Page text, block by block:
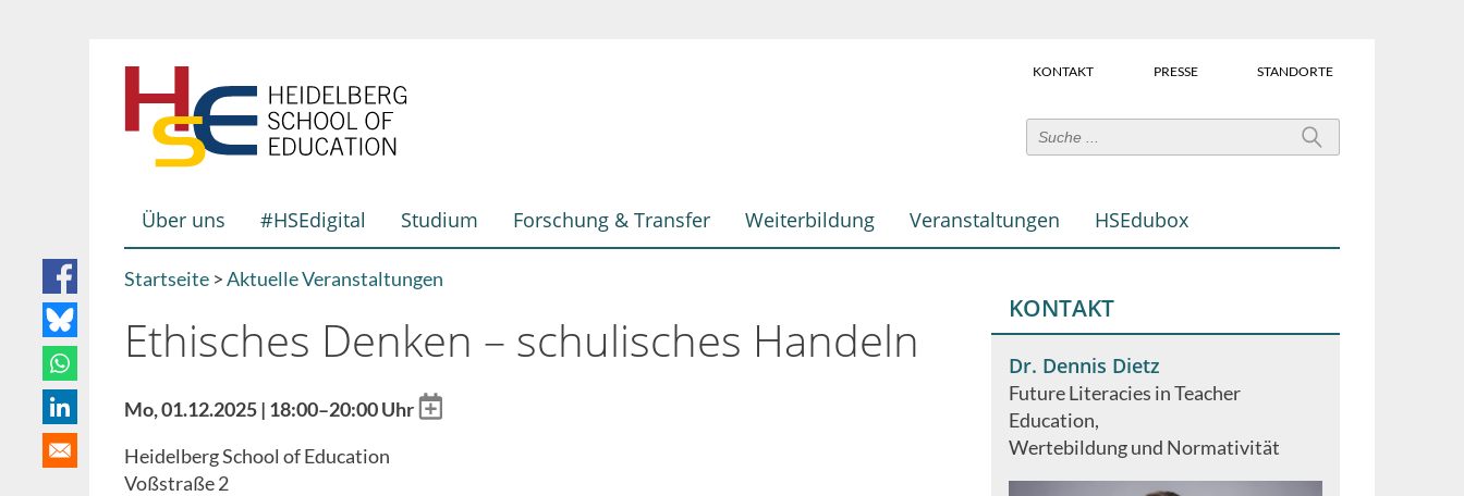
User-
(Über
Suchfeld)
KONTAKT PRESSE STANDORTE
Hauptnavigation
Über uns #HSEdigital Studium Forschung & Transfer Weiterbildung Veranstaltungen HSEdubox
Breadcrumb
Startseite Aktuelle Veranstaltungen
Ethisches Denken – schulisches Handeln
Mo, 01.12.2025 | 18:00–20:00 UhrAdd
Heidelberg School of Education
Voßstraße 2
KONTAKT
Dr. Dennis Dietz
Future Literacies in Teacher
Education
Wertebildung und Normativität